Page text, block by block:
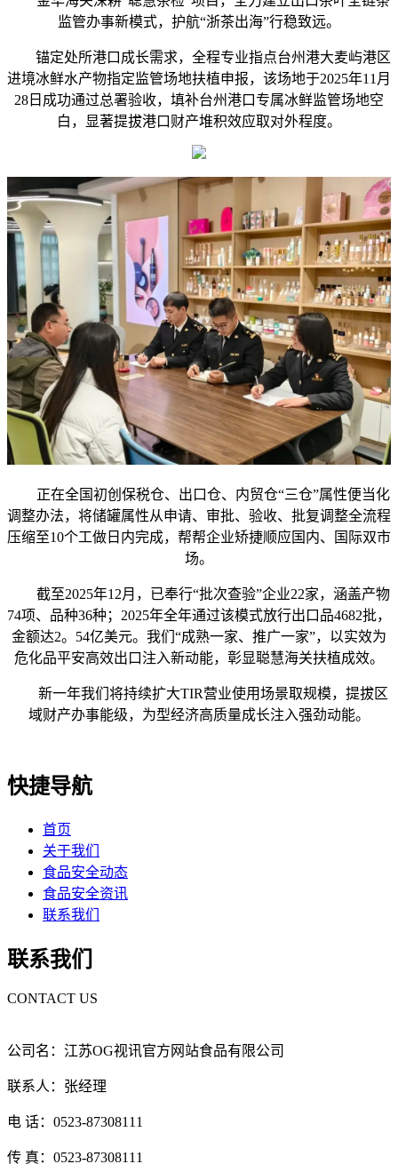
监管办事新模式，护航“浙茶出海”行稳致远。
锚定处所港口成长需求，全程专业指点台州港大麦屿港区
进境冰鲜水产物指定监管场地扶植申报，该场地于2025年11月
28日成功通过总署验收，填补台州港口专属冰鲜监管场地空
白，显著提拔港口财产堆积效应取对外程度。
正在全国初创保税仓、出口仓、内贸仓“三仓”属性便当化
调整办法，将储罐属性从申请、审批、验收、批复调整全流程
压缩至10个工做日内完成，帮帮企业矫捷顺应国内、国际双市
场。
截至2025年12月，已奉行“批次查验”企业22家，涵盖产物
74项、品种36种；2025年全年通过该模式放行出口品4682批，
金额达2。54亿美元。我们“成熟一家、推广一家”，以实效为
危化品平安高效出口注入新动能，彰显聪慧海关扶植成效。
新一年我们将持续扩大TIR营业使用场景取规模，提拔区
域财产办事能级，为型经济高质量成长注入强劲动能。
快捷导航
首页
关于我们
食品安全动态
食品安全资讯
联系我们
联系我们
CONTACT US
公司名：江苏OG视讯官方网站食品有限公司
联系人：张经理
电 话：0523-87308111
传 真：0523-87308111